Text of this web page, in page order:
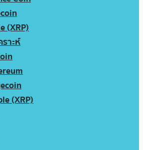
(XRP)
าะห์
(XRP)